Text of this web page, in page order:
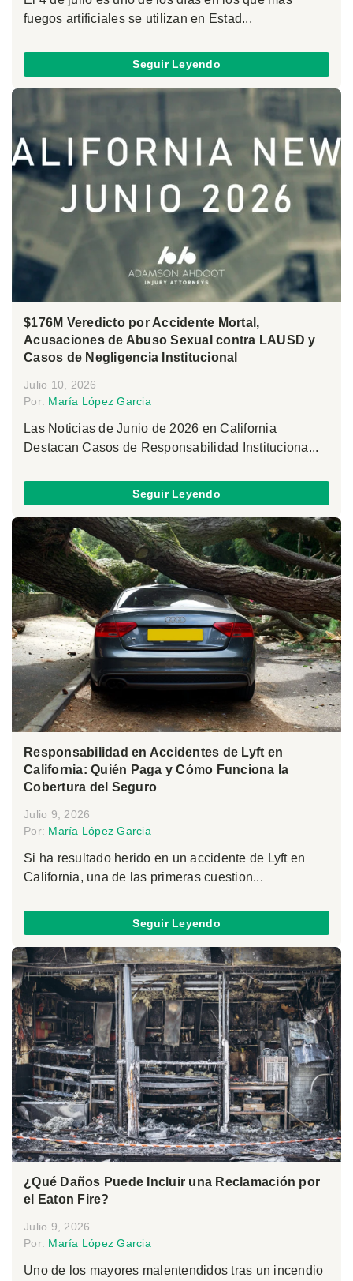
fuegos artificiales se utilizan en Estad...
Seguir Leyendo
$176M Veredicto por Accidente Mortal,
Acusaciones de Abuso Sexual contra LAUSD y
Casos de Negligencia Institucional
Julio 10, 2026
Por: María López Garcia
Las Noticias de Junio de 2026 en California
Destacan Casos de Responsabilidad Instituciona...
Seguir Leyendo
Responsabilidad en Accidentes de Lyft en
California: Quién Paga y Cómo Funciona la
Cobertura del Seguro
Julio 9, 2026
Por: María López Garcia
Si ha resultado herido en un accidente de Lyft en
California, una de las primeras cuestion...
Seguir Leyendo
¿Qué Daños Puede Incluir una Reclamación por
el Eaton Fire?
Julio 9, 2026
Por: María López Garcia
Uno de los mayores malentendidos tras un incendio